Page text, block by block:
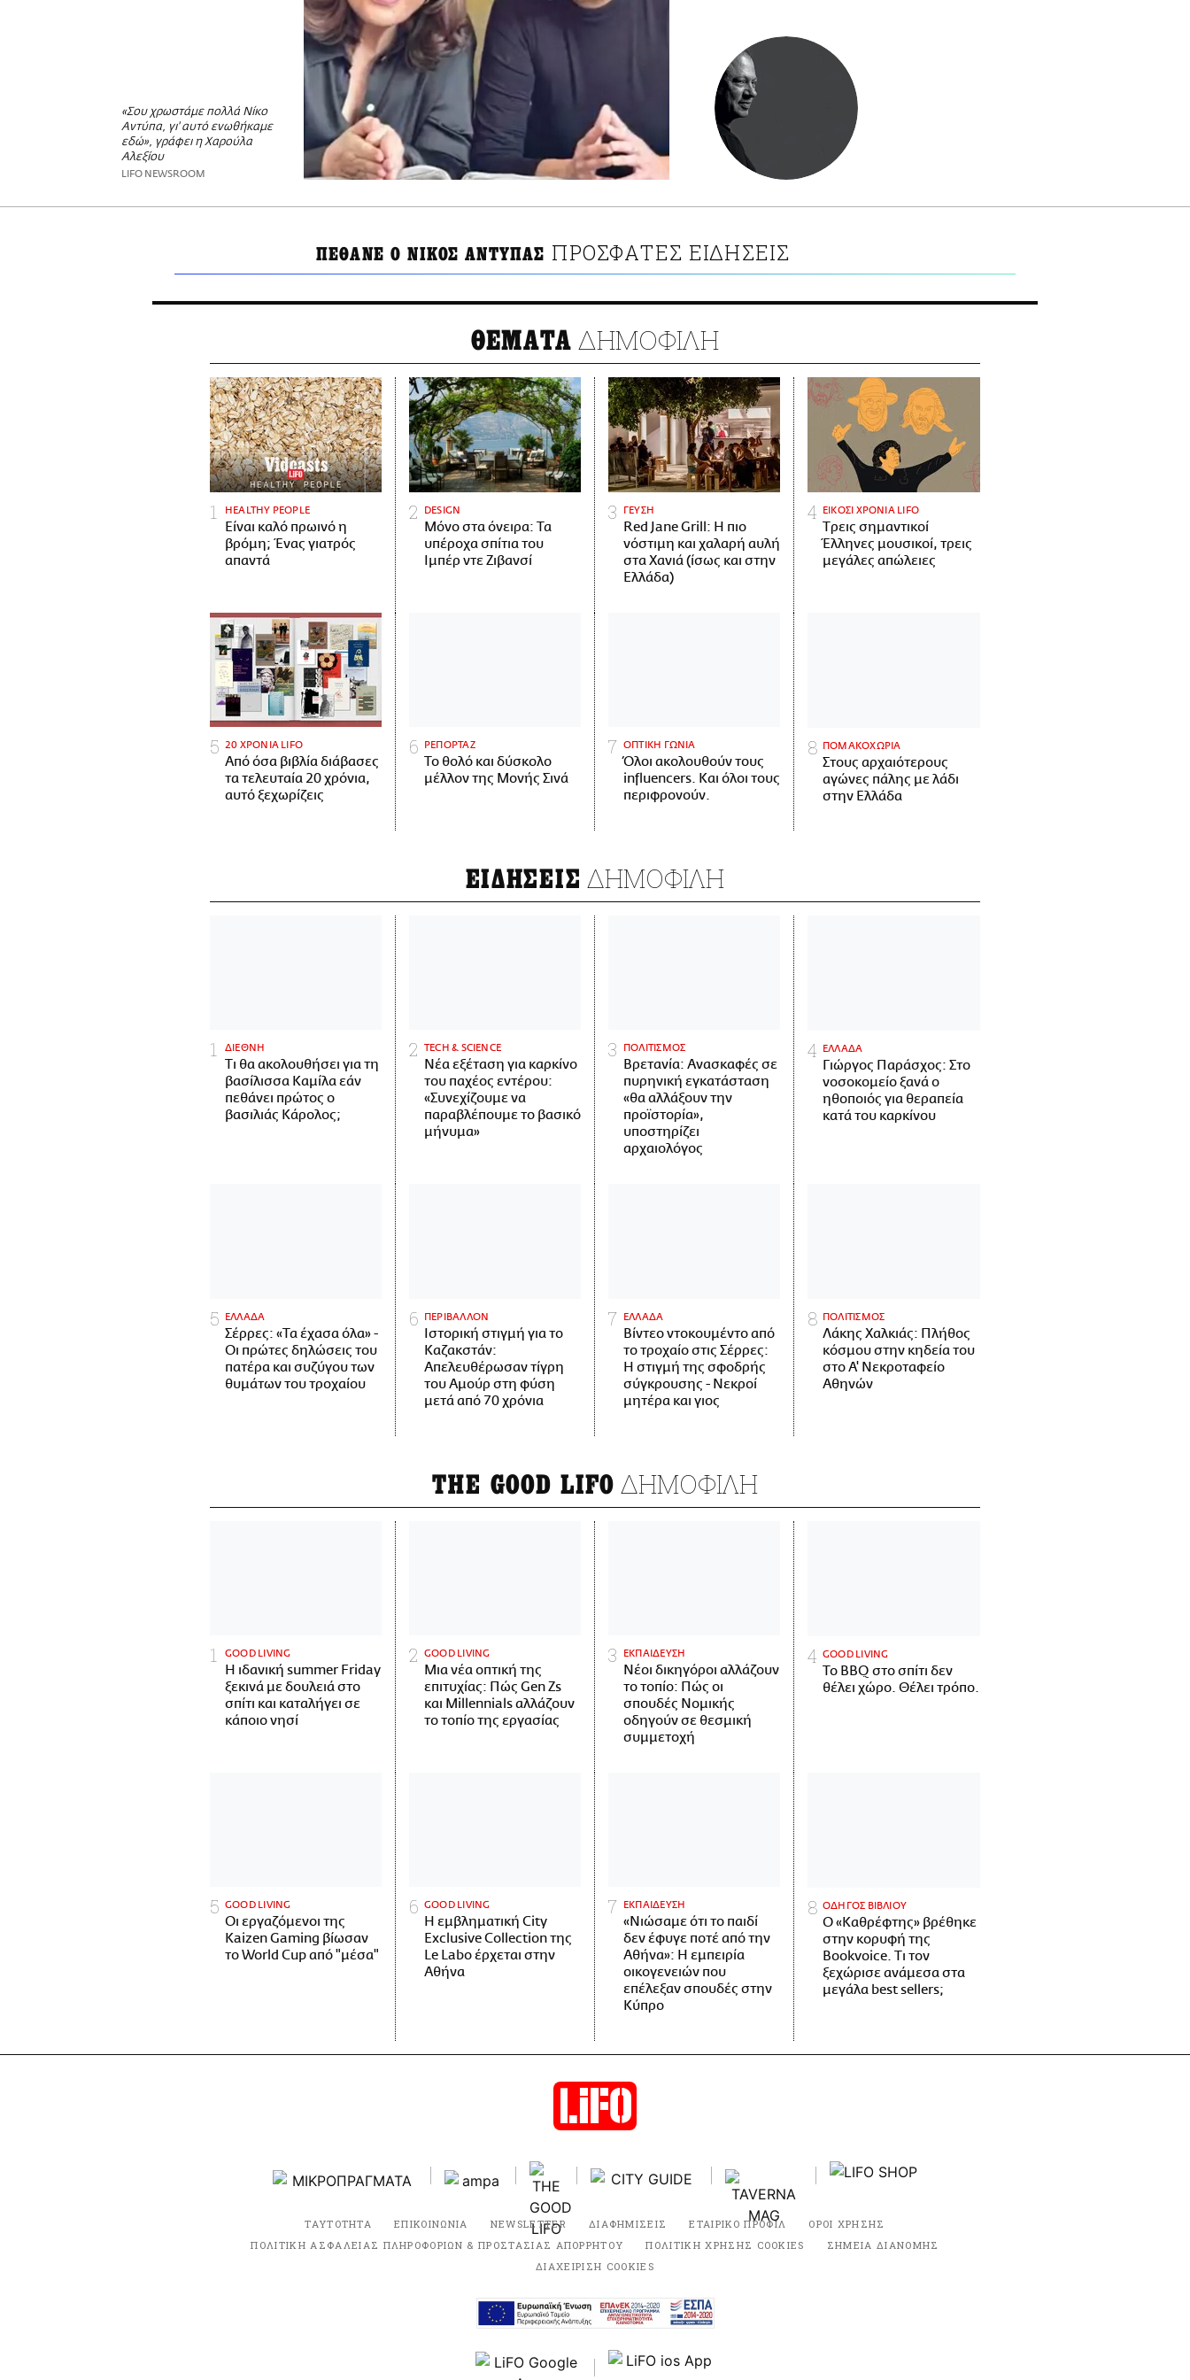
«Σου χρωστάμε πολλά Νίκο
Αντύπα, γι' αυτό ενωθήκαμε
εδώ», γράφει η Χαρούλα
Αλεξίου
LIFO NEWSROOM
ΠΕΘΑΝΕ Ο ΝΙΚΟΣ ΑΝΤΥΠΑΣ ΠΡΟΣΦΑΤΕΣ ΕΙΔΗΣΕΙΣ
ΘΕΜΑΤΑ ΔΗΜΟΦΙΛΗ
HEALTHY PEOPLE
Είναι καλό πρωινό η
βρόμη; Ένας γιατρός
απαντά
DESIGN
Μόνο στα όνειρα: Τα
υπέροχα σπίτια του
Ιμπέρ ντε Ζιβανσί
ΓΕΥΣΗ
Red Jane Grill: Η πιο
νόστιμη και χαλαρή αυλή
στα Χανιά (ίσως και στην
Ελλάδα)
ΕΙΚΟΣΙ ΧΡΟΝΙΑ LIFO
Tρεις σημαντικοί
Έλληνες μουσικοί, τρεις
μεγάλες απώλειες
20 ΧΡΟΝΙΑ LIFO
Από όσα βιβλία διάβασες
τα τελευταία 20 χρόνια,
αυτό ξεχωρίζεις
ΡΕΠΟΡΤΑΖ
Το θολό και δύσκολο
μέλλον της Μονής Σινά
ΟΠΤΙΚΗ ΓΩΝΙΑ
Όλοι ακολουθούν τους
influencers. Και όλοι τους
περιφρονούν.
ΠΟΜΑΚΟΧΩΡΙΑ
Στους αρχαιότερους
αγώνες πάλης με λάδι
στην Ελλάδα
ΕΙΔΗΣΕΙΣ ΔΗΜΟΦΙΛΗ
ΔΙΕΘΝΗ
Τι θα ακολουθήσει για τη
βασίλισσα Καμίλα εάν
πεθάνει πρώτος ο
βασιλιάς Κάρολος;
ΤECH & SCIENCE
Νέα εξέταση για καρκίνο
του παχέος εντέρου:
«Συνεχίζουμε να
παραβλέπουμε το βασικό
μήνυμα»
ΠΟΛΙΤΙΣΜΟΣ
Βρετανία: Ανασκαφές σε
πυρηνική εγκατάσταση
«θα αλλάξουν την
προϊστορία»,
υποστηρίζει
αρχαιολόγος
ΕΛΛΑΔΑ
Γιώργος Παράσχος: Στο
νοσοκομείο ξανά ο
ηθοποιός για θεραπεία
κατά του καρκίνου
ΕΛΛΑΔΑ
Σέρρες: «Τα έχασα όλα» -
Οι πρώτες δηλώσεις του
πατέρα και συζύγου των
θυμάτων του τροχαίου
ΠΕΡΙΒΑΛΛΟΝ
Ιστορική στιγμή για το
Καζακστάν:
Απελευθέρωσαν τίγρη
του Αμούρ στη φύση
μετά από 70 χρόνια
ΕΛΛΑΔΑ
Βίντεο ντοκουμέντο από
το τροχαίο στις Σέρρες:
Η στιγμή της σφοδρής
σύγκρουσης - Νεκροί
μητέρα και γιος
ΠΟΛΙΤΙΣΜΟΣ
Λάκης Χαλκιάς: Πλήθος
κόσμου στην κηδεία του
στο Α' Νεκροταφείο
Αθηνών
THE GOOD LIFO ΔΗΜΟΦΙΛΗ
GOOD LIVING
Η ιδανική summer Friday
ξεκινά με δουλειά στο
σπίτι και καταλήγει σε
κάποιο νησί
GOOD LIVING
Μια νέα οπτική της
επιτυχίας: Πώς Gen Zs
και Millennials αλλάζουν
το τοπίο της εργασίας
ΕΚΠΑΙΔΕΥΣΗ
Νέοι δικηγόροι αλλάζουν
το τοπίο: Πώς οι
σπουδές Νομικής
οδηγούν σε θεσμική
συμμετοχή
GOOD LIVING
Το BBQ στο σπίτι δεν
θέλει χώρο. Θέλει τρόπο.
GOOD LIVING
Οι εργαζόμενοι της
Kaizen Gaming βίωσαν
το World Cup από "μέσα"
GOOD LIVING
Η εμβληματική City
Exclusive Collection της
Le Labo έρχεται στην
Αθήνα
ΕΚΠΑΙΔΕΥΣΗ
«Νιώσαμε ότι το παιδί
δεν έφυγε ποτέ από την
Αθήνα»: Η εμπειρία
οικογενειών που
επέλεξαν σπουδές στην
Κύπρο
ΟΔΗΓΟΣ ΒΙΒΛΙΟΥ
Ο «Καθρέφτης» βρέθηκε
στην κορυφή της
Bookvoice. Τι τον
ξεχώρισε ανάμεσα στα
μεγάλα best sellers;
ΤΑΥΤΟΤΗΤΑ ΕΠΙΚΟΙΝΩΝΙΑ NEWSLETTER ΔΙΑΦΗΜΙΣΕΙΣ ΕΤΑΙΡΙΚΟ ΠΡΟΦΙΛ
ΟΡΟΙ ΧΡΗΣΗΣ
ΠΟΛΙΤΙΚΗ ΑΣΦΑΛΕΙΑΣ ΠΛΗΡΟΦΟΡΙΩΝ & ΠΡΟΣΤΑΣΙΑΣ ΑΠΟΡΡΗΤΟΥ
ΠΟΛΙΤΙΚΗ ΧΡΗΣΗΣ COOKIES
ΣΗΜΕΙΑ ΔΙΑΝΟΜΗΣ
ΔΙΑΧΕΙΡΙΣΗ COOKIES